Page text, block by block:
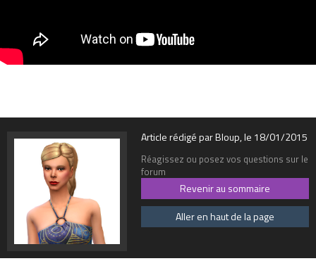
Article rédigé par Bloup, le 18/01/2015
Réagissez ou posez vos questions sur le
forum
Revenir au sommaire
Aller en haut de la page